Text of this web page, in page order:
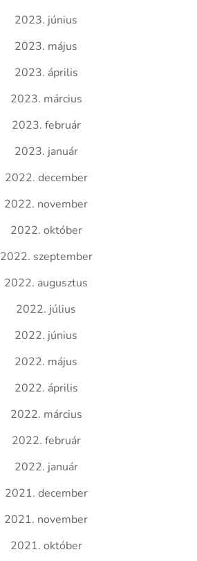
2023. június
2023. május
2023. április
2023. március
2023. február
2023. január
2022. december
2022. november
2022. október
2022. szeptember
2022. augusztus
2022. július
2022. június
2022. május
2022. április
2022. március
2022. február
2022. január
2021. december
2021. november
2021. október